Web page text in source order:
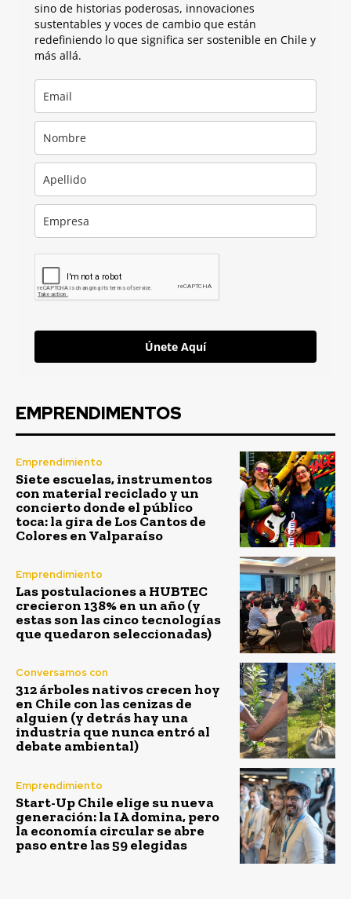
sino de historias poderosas, innovaciones
sustentables y voces de cambio que están
redefiniendo lo que significa ser sostenible en Chile y
más allá.
Únete Aquí
EMPRENDIMENTOS
Emprendimiento
Siete escuelas, instrumentos
con material reciclado y un
concierto donde el público
toca: la gira de Los Cantos de
Colores en Valparaíso
Emprendimiento
Las postulaciones a HUBTEC
crecieron 138% en un año (y
estas son las cinco tecnologías
que quedaron seleccionadas)
Conversamos con
312 árboles nativos crecen hoy
en Chile con las cenizas de
alguien (y detrás hay una
industria que nunca entró al
debate ambiental)
Emprendimiento
Start-Up Chile elige su nueva
generación: la IA domina, pero
la economía circular se abre
paso entre las 59 elegidas